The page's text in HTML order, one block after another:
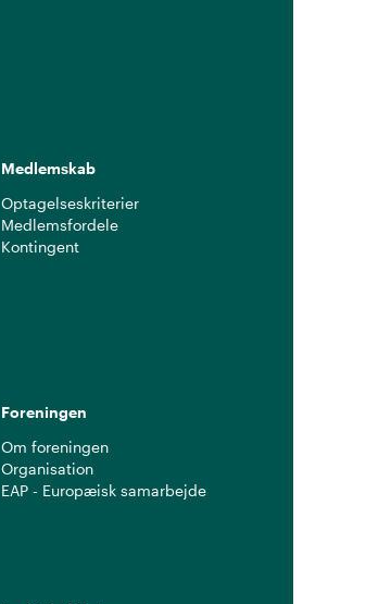
Medlemskab
Optagelseskriterier
Medlemsfordele
Kontingent
Foreningen
Om foreningen
Organisation
EAP - Europæisk samarbejde